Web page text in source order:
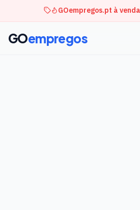
GOempregos.pt à
GOempregos